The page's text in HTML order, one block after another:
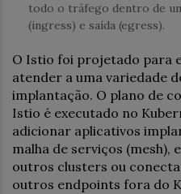
todo o tráfego dentro de
(ingress) e saída (egress).
O Istio foi projetado para
atender a uma variedade
implantação. O plano de
Istio é executado no
adicionar aplicativos
malha de serviços (mesh),
outros clusters ou
outros endpoints fora do